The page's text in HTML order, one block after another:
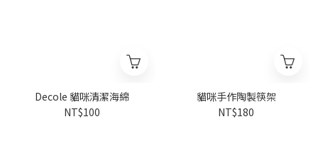
Decole 貓咪清潔海綿
NT$100
貓咪手作陶製筷架
NT$180